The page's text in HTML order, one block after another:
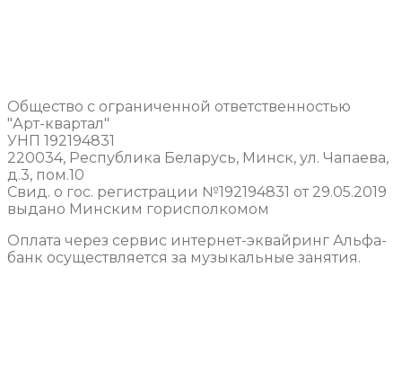
Общество с ограниченной ответственностью
"Арт-квартал"
УНП 192194831
220034, Республика Беларусь, Минск, ул. Чапаева,
д.3, пом.10
Свид. о гос. регистрации №192194831 от 29.05.2019
выдано Минским горисполкомом
Оплата через сервис интернет-эквайринг Альфа-
банк осуществляется за музыкальные занятия.